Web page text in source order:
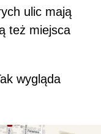
ulic mają
też miejsca
wygląda